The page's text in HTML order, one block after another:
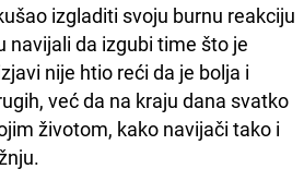
izgladiti svoju burnu reakciju
navijali da izgubi time što je
nije htio reći da je bolja i
već da na kraju dana svatko
životom, kako navijači tako i